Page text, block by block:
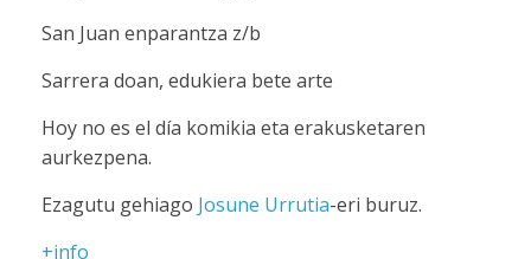
San Juan enparantza z/b
Sarrera doan, edukiera bete arte
Hoy no es el día komikia eta erakusketaren
aurkezpena.
Ezagutu gehiago Josune Urrutia-eri buruz.
+info